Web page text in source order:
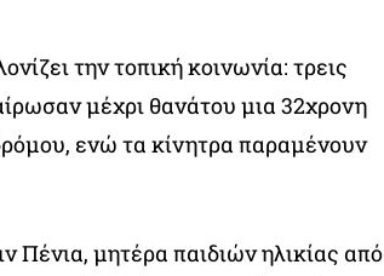
την τοπική κοινωνία: τρεις
μέχρι θανάτου μια 32χρονη
ενώ τα κίνητρα παραμένουν
μητέρα παιδιών ηλικίας από